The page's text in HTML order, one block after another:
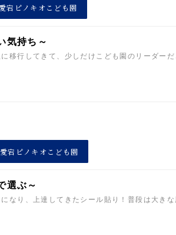
愛宕ピノキオこども園
気持ち～
移行してきて、少しだけこども園のリーダー
愛宕ピノキオこども園
選ぶ～
なり、上達してきたシール貼り！普段は大き